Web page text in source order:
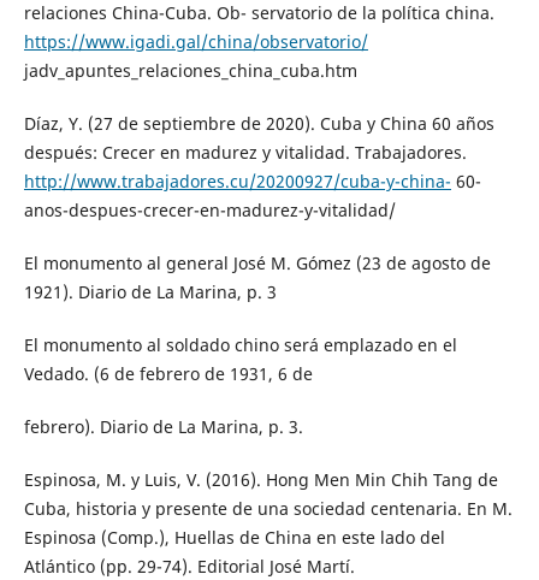
relaciones China-Cuba. Ob- servatorio de la política china.
https://www.igadi.gal/china/observatorio/
jadv_apuntes_relaciones_china_cuba.htm
Díaz, Y. (27 de septiembre de 2020). Cuba y China 60 años
después: Crecer en madurez y vitalidad. Trabajadores.
http://www.trabajadores.cu/20200927/cuba-y-china- 60-
anos-despues-crecer-en-madurez-y-vitalidad/
El monumento al general José M. Gómez (23 de agosto de
1921). Diario de La Marina, p. 3
El monumento al soldado chino será emplazado en el
Vedado. (6 de febrero de 1931, 6 de
febrero). Diario de La Marina, p. 3.
Espinosa, M. y Luis, V. (2016). Hong Men Min Chih Tang de
Cuba, historia y presente de una sociedad centenaria. En M.
Espinosa (Comp.), Huellas de China en este lado del
Atlántico (pp. 29-74). Editorial José Martí.